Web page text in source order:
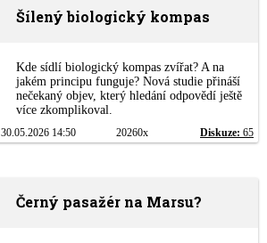
Šílený biologický kompas
Kde sídlí biologický kompas zvířat? A na
jakém principu funguje? Nová studie přináší
nečekaný objev, který hledání odpovědí ještě
více zkomplikoval.
30.05.2026 14:50 20260x Diskuze: 65
Černý pasažér na Marsu?